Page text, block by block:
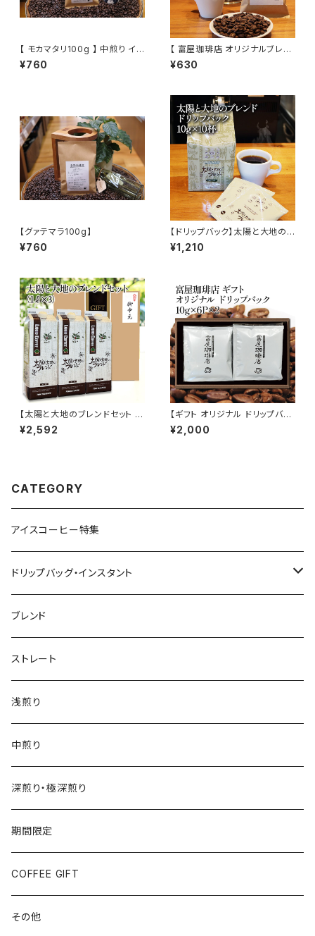
【 モカマタリ100g 】 中煎り イ
エメン 自家焙煎 トミヤコーヒー
通販
¥760
【 富屋珈琲店 オリジナルブレン
ド 100g 】 中煎り ブラジル、グァ
テマラ ブレンド モーニング ドリ
¥630
【グァテマラ100g】
¥760
【ドリップバック】太陽と大地のブ
レンド 10g × 10杯 メキシコ 中
米産 ドリップ 簡単 富屋珈琲店
¥1,210
【太陽と大地のブレンドセット 1L
×3本 アイスコーヒー（無糖）】太
陽と大地のブレンド リキッド ア
¥2,592
【ギフト オリジナル ドリップバッ
グ 6P×2入り】 贈答箱 富屋珈琲
店 自家焙煎 通販 お取り寄せ
¥2,000
CATEGORY
アイスコーヒー特集
ドリップバッグ・インスタント
インデアントミー ドリップバッグ
ブレンド
ストレート
浅煎り
中煎り
深煎り・極深煎り
期間限定
COFFEE GIFT
その他